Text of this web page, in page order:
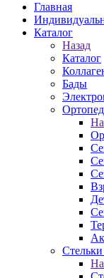
Главная
Каталог
Назад
Каталог
Бады